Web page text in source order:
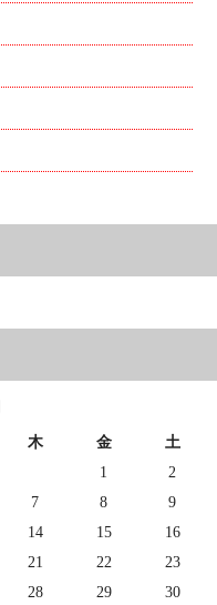
木 金
土
1
2
7 8
9
14 15
16
21 22
23
28 29 30